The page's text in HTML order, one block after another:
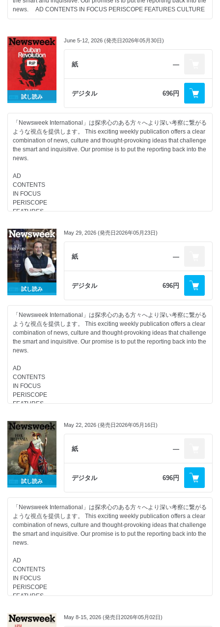
news. AD CONTENTS IN FOCUS PERISCOPE FEATURES CULTURE
試し読み
June 5-12, 2026 (発売日2026年05月30日)
紙 ―
デジタル 696円
「Newsweek International」は探求心のある方々へより深い考察に繋がる
ような視点を提供します。 This exciting weekly publication offers a clear
combination of news, culture and thought-provoking ideas that challenge
the smart and inquisitive. Our promise is to put the reporting back into the
news.
AD
CONTENTS
IN FOCUS
PERISCOPE
FEATURES
試し読み
May 29, 2026 (発売日2026年05月23日)
紙 ―
デジタル 696円
「Newsweek International」は探求心のある方々へより深い考察に繋がる
ような視点を提供します。 This exciting weekly publication offers a clear
combination of news, culture and thought-provoking ideas that challenge
the smart and inquisitive. Our promise is to put the reporting back into the
news.
AD
CONTENTS
IN FOCUS
PERISCOPE
FEATURES
試し読み
May 22, 2026 (発売日2026年05月16日)
紙 ―
デジタル 696円
「Newsweek International」は探求心のある方々へより深い考察に繋がる
ような視点を提供します。 This exciting weekly publication offers a clear
combination of news, culture and thought-provoking ideas that challenge
the smart and inquisitive. Our promise is to put the reporting back into the
news.
AD
CONTENTS
IN FOCUS
PERISCOPE
FEATURES
May 8-15, 2026 (発売日2026年05月02日)